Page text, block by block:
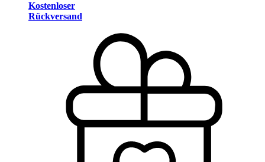
Kostenloser
Rückversand